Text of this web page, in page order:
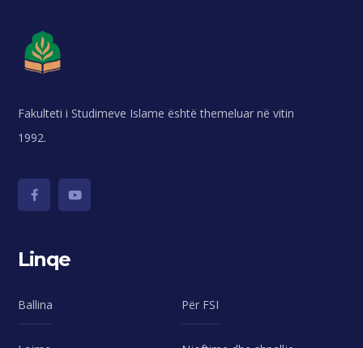
Fakulteti i Studimeve Islame është themeluar në vitin
1992.
Linqe
Ballina Për FSI